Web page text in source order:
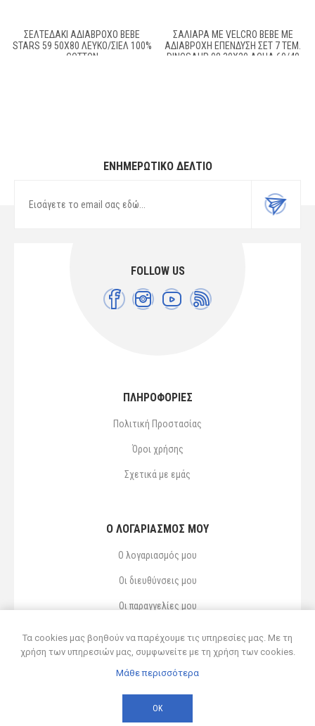
ΣΕΛΤΕΔΆΚΙ ΑΔΙΆΒΡΟΧΟ BEBE
STARS 59 50X80 ΛΕΥΚΌ/ΣΙΕΛ 100%
COTTON
ΣΑΛΙΆΡΑ ΜΕ VELCRO BEBE ΜΕ
ΑΔΙΆΒΡΟΧΗ ΕΠΈΝΔΥΣΗ ΣΕΤ 7 ΤΕΜ.
DINOSAUR 08 30X20 AQUA 60/40
ΕΝΗΜΕΡΩΤΙΚΌ ΔΕΛΤΊΟ
FOLLOW US
ΠΛΗΡΟΦΟΡΙΕΣ
Πολιτική Προστασίας
Όροι χρήσης
Σχετικά με εμάς
Ο ΛΟΓΑΡΙΑΣΜΌΣ ΜΟΥ
Ο λογαριασμός μου
Οι διευθύνσεις μου
Οι παραγγελίες μου
© 2026 Δ ΚΥΡΣΑΝΙΔΗΣ ΚΑΙ ΥΙΟΣ ΟΕ
Τα cookies μας βοηθούν να παρέχουμε τις υπηρεσίες μας. Με τη
χρήση των υπηρεσιών μας, συμφωνείτε με τη χρήση των cookies.
Μάθε περισσότερα
ΟΚ